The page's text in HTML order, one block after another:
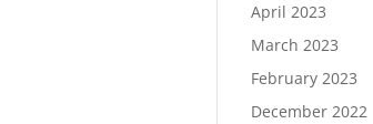
April 2023
March 2023
February 2023
December 2022